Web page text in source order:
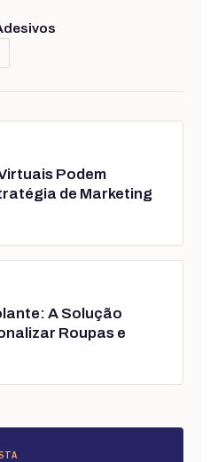
Podem
de Marketing
A Solução
Roupas e